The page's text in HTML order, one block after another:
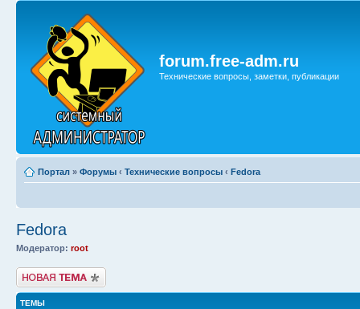
forum.free-adm.ru
Технические вопросы, заметки, публикации
Портал » Форумы ‹ Технические вопросы ‹ Fedora
Fedora
Модератор: root
Начать новую тему
ТЕМЫ